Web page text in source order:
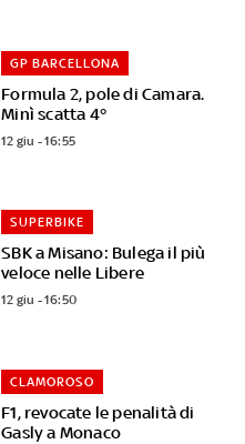
Formula 2, pole di Camara.
Minì scatta 4°
GP BARCELLONA
12 giu - 16:55
SBK a Misano: Bulega il più
veloce nelle Libere
SUPERBIKE
12 giu - 16:50
F1, revocate le penalità di
Gasly a Monaco
CLAMOROSO